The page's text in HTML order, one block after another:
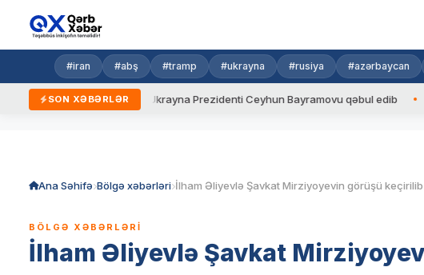
#iran #abş #tramp #ukrayna #rusiya #azərbaycan
SON XƏBƏRLƏR
yeni qaydalar Ukrayna Prezidenti Ceyhun Bayramovu qəbul edib
Ana Səhifə Bölgə xəbərləri İlham Əliyevlə Şavkat Mirziyoyevin görüşü keçirilib
BÖLGƏ XƏBƏRLƏRI
İlham Əliyevlə Şavkat